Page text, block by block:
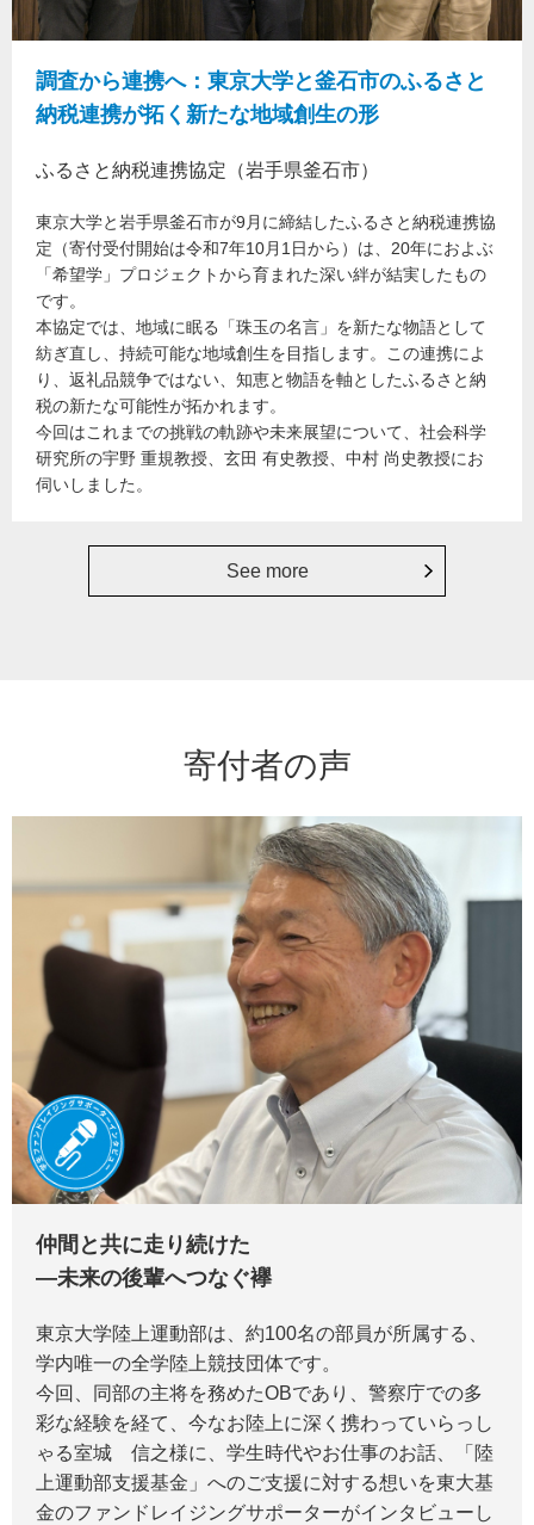
調査から連携へ：東京大学と釜石市のふるさと
納税連携が拓く新たな地域創生の形
ふるさと納税連携協定（岩手県釜石市）
東京大学と岩手県釜石市が9月に締結したふるさと納税連携協
定（寄付受付開始は令和7年10月1日から）は、20年におよぶ
「希望学」プロジェクトから育まれた深い絆が結実したもの
です。
本協定では、地域に眠る「珠玉の名言」を新たな物語として
紡ぎ直し、持続可能な地域創生を目指します。この連携によ
り、返礼品競争ではない、知恵と物語を軸としたふるさと納
税の新たな可能性が拓かれます。
今回はこれまでの挑戦の軌跡や未来展望について、社会科学
研究所の宇野 重規教授、玄田 有史教授、中村 尚史教授にお
伺いしました。
See more
寄付者の声
仲間と共に走り続けた
―未来の後輩へつなぐ襷
東京大学陸上運動部は、約100名の部員が所属する、
学内唯一の全学陸上競技団体です。
今回、同部の主将を務めたOBであり、警察庁での多
彩な経験を経て、今なお陸上に深く携わっていらっし
ゃる室城 信之様に、学生時代やお仕事のお話、「陸
上運動部支援基金」へのご支援に対する想いを東大基
金のファンドレイジングサポーターがインタビューし